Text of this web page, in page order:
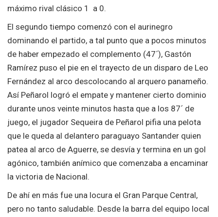
máximo rival clásico 1 a 0.
El segundo tiempo comenzó con el aurinegro
dominando el partido, a tal punto que a pocos minutos
de haber empezado el complemento (47´), Gastón
Ramírez puso el pie en el trayecto de un disparo de Leo
Fernández al arco descolocando al arquero panameño.
Así Peñarol logró el empate y mantener cierto dominio
durante unos veinte minutos hasta que a los 87´ de
juego, el jugador Sequeira de Peñarol pifia una pelota
que le queda al delantero paraguayo Santander quien
patea al arco de Aguerre, se desvía y termina en un gol
agónico, también anímico que comenzaba a encaminar
la victoria de Nacional.
De ahí en más fue una locura el Gran Parque Central,
pero no tanto saludable. Desde la barra del equipo local